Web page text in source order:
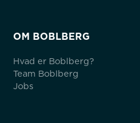
OM BOBLBERG
Hvad er Boblberg?
Team Boblberg
Jobs